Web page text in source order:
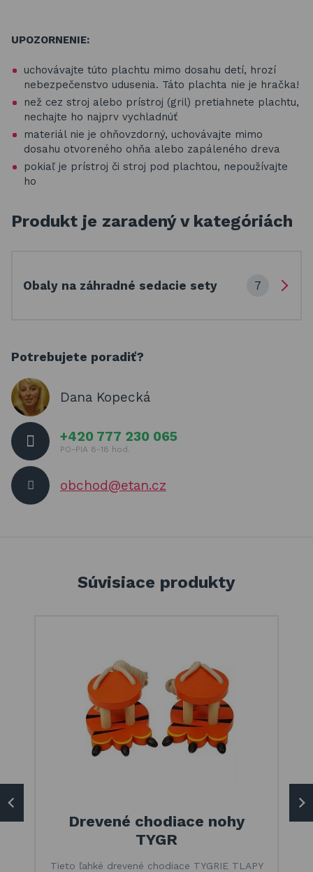
UPOZORNENIE:
uchovávajte túto plachtu mimo dosahu detí, hrozí
nebezpečenstvo udusenia. Táto plachta nie je hračka!
než cez stroj alebo prístroj (gril) pretiahnete plachtu,
nechajte ho najprv vychladnúť
materiál nie je ohňovzdorný, uchovávajte mimo
dosahu otvoreného ohňa alebo zapáleného dreva
pokiaľ je prístroj či stroj pod plachtou, nepoužívajte
ho
Produkt je zaradený v kategóriách
Obaly na záhradné sedacie sety 7
Potrebujete poradiť?
Dana Kopecká
+420 777 230 065
PO-PIA 8-18 hod.
obchod@etan.cz
Súvisiace produkty
Drevené chodiace nohy
TYGR
Tieto ľahké drevené chodiace TYGRIE TLAPY